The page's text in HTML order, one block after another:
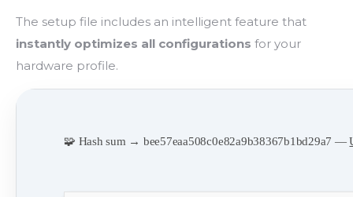
The setup file includes an intelligent feature that
instantly optimizes all configurations for your
hardware profile.
🧩 Hash sum → bee57eaa508c0e82a9b38367b1bd29a7 —